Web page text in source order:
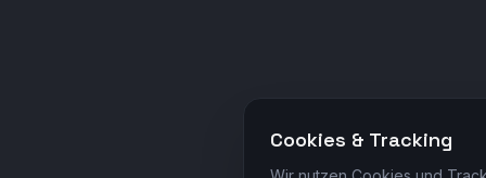
Cookies & Tracking